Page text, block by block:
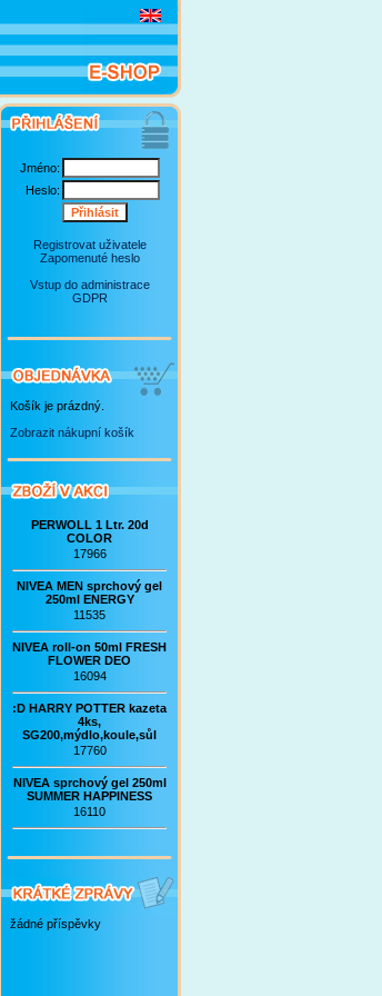
Jméno:
Heslo:
Registrovat uživatele
Zapomenuté heslo
Vstup do administrace
GDPR
Košík je prázdný.
Zobrazit nákupní košík
PERWOLL 1 Ltr. 20d
COLOR
17966
NIVEA MEN sprchový gel
250ml ENERGY
11535
NIVEA roll-on 50ml FRESH
FLOWER DEO
16094
:D HARRY POTTER kazeta
4ks,
SG200,mýdlo,koule,sůl
17760
NIVEA sprchový gel 250ml
SUMMER HAPPINESS
16110
žádné příspěvky